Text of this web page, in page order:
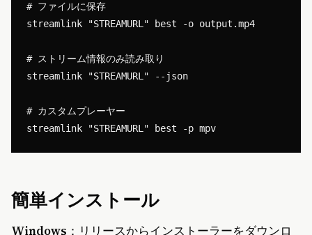
# ファイルに保存
streamlink "STREAMURL" best -o output.mp4
# ストリーム情報のみ読み取り
streamlink "STREAMURL" --json
# カスタムプレーヤー
簡単インストール
Windows ：リリースからインストーラーをダウンロ